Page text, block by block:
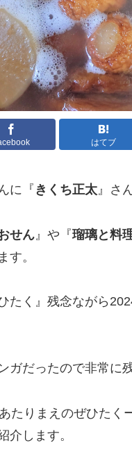
はてブ
に『 きくち正太』さ
せん 』や『瑠璃と料
す。
たく』残念ながら
ガだったので非常に
たりまえのぜひた
介します。